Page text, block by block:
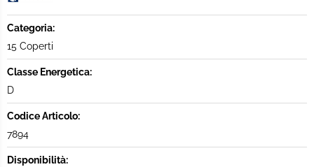
Categoria:
15 Coperti
Classe Energetica:
D
Codice Articolo:
7894
Disponibilità: